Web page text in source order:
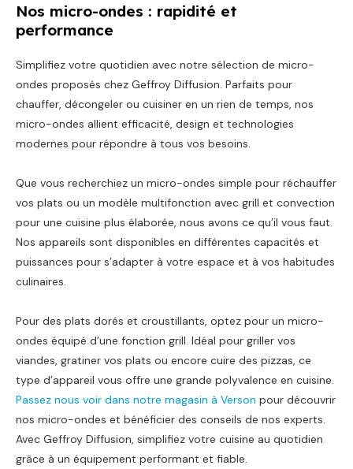
Nos micro-ondes : rapidité et
performance
Simplifiez votre quotidien avec notre sélection de micro-
ondes proposés chez Geffroy Diffusion. Parfaits pour
chauffer, décongeler ou cuisiner en un rien de temps, nos
micro-ondes allient efficacité, design et technologies
modernes pour répondre à tous vos besoins.
Que vous recherchiez un micro-ondes simple pour réchauffer
vos plats ou un modèle multifonction avec grill et convection
pour une cuisine plus élaborée, nous avons ce qu’il vous faut.
Nos appareils sont disponibles en différentes capacités et
puissances pour s’adapter à votre espace et à vos habitudes
culinaires.
Pour des plats dorés et croustillants, optez pour un micro-
ondes équipé d’une fonction grill. Idéal pour griller vos
viandes, gratiner vos plats ou encore cuire des pizzas, ce
type d’appareil vous offre une grande polyvalence en cuisine.
Passez nous voir dans notre magasin à Verson pour découvrir
nos micro-ondes et bénéficier des conseils de nos experts.
Avec Geffroy Diffusion, simplifiez votre cuisine au quotidien
grâce à un équipement performant et fiable.